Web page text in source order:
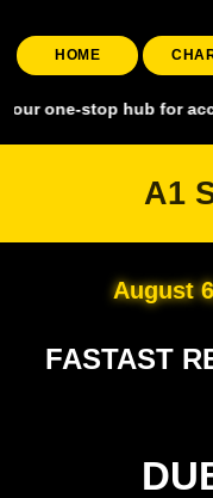
HOME
hub for accurate
A1
August
FASTAST